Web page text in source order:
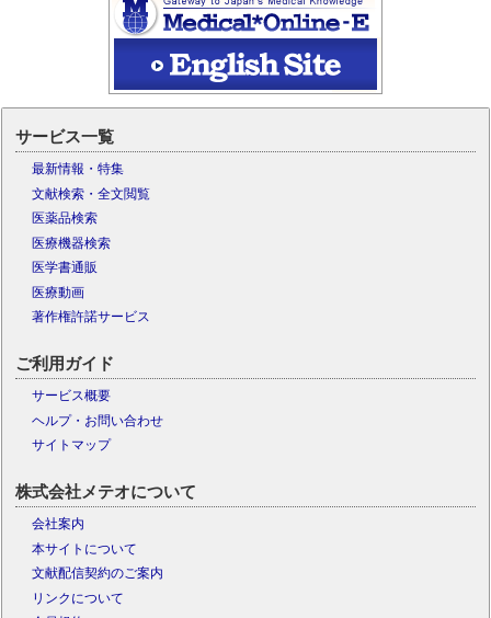
サービス一覧
最新情報・特集
文献検索・全文閲覧
医薬品検索
医療機器検索
医学書通販
医療動画
著作権許諾サービス
ご利用ガイド
サービス概要
ヘルプ・お問い合わせ
サイトマップ
株式会社メテオについて
会社案内
本サイトについて
文献配信契約のご案内
リンクについて